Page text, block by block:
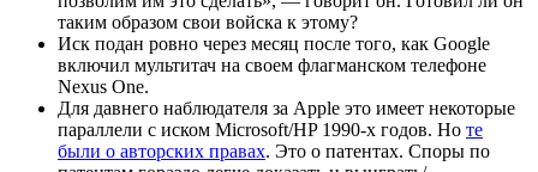
таким образом свои войска к этому?
Иск подан ровно через месяц после того, как Google
включил мультитач на своем флагманском телефоне
Nexus One.
Для давнего наблюдателя за Apple это имеет некоторые
параллели с иском Microsoft/HP 1990-х годов. Но те
были о авторских правах. Это о патентах. Споры по